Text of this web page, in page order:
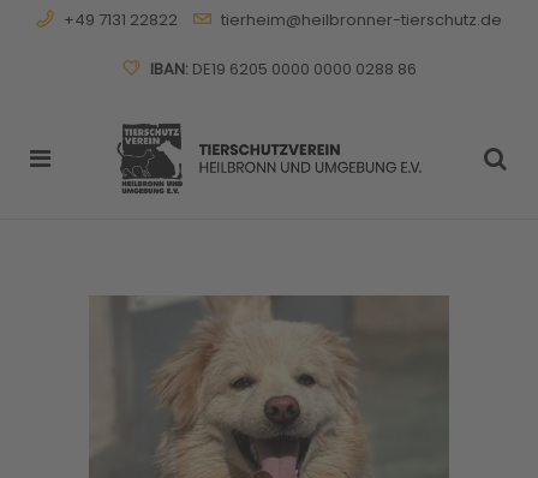
+49 7131 22822 tierheim@heilbronner-tierschutz.de
IBAN:DE19 6205 0000 0000 0288 86